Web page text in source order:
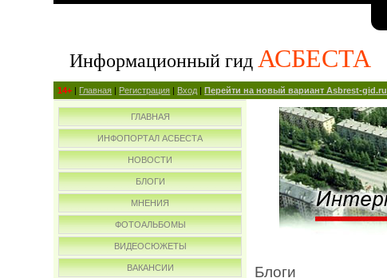
Информационный гид АСБЕСТА
14+ | Главная | Регистрация | Вход |Перейти на новый вариант Asbrest-gid.ru
ГЛАВНАЯ
ИНФОПОРТАЛ АСБЕСТА
НОВОСТИ
БЛОГИ
МНЕНИЯ
ФОТОАЛЬБОМЫ
ВИДЕОСЮЖЕТЫ
ВАКАНСИИ Блоги